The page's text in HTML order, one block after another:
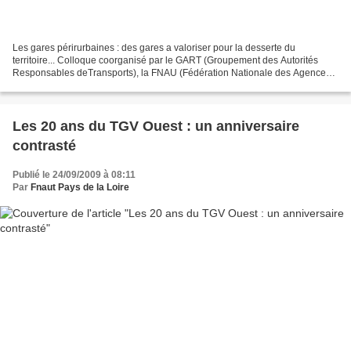
Les gares périrurbaines : des gares a valoriser pour la desserte du
territoire... Colloque coorganisé par le GART (Groupement des Autorités
Responsables deTransports), la FNAU (Fédération Nationale des Agences
Les 20 ans du TGV Ouest : un anniversaire
contrasté
Publié le 24/09/2009 à 08:11
Par Fnaut Pays de la Loire